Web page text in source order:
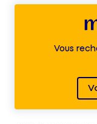
Vous